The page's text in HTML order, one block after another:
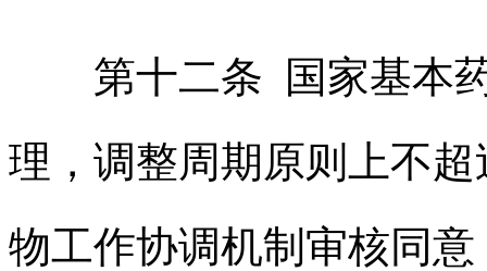
第十二条 国家基本
理，调整周期原则上不
物工作协调机制审核同